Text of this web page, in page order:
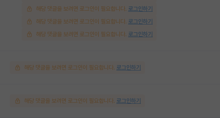
해당 댓글을 보려면 로그인이 필요합니다. 로그인하기
해당 댓글을 보려면 로그인이 필요합니다. 로그인하기
해당 댓글을 보려면 로그인이 필요합니다. 로그인하기
해당 댓글을 보려면 로그인이 필요합니다. 로그인하기
해당 댓글을 보려면 로그인이 필요합니다. 로그인하기